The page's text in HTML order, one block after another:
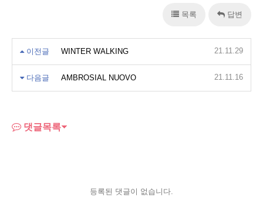
목록 답변
이전글 WINTER WALKING 21.11.29
다음글 AMBROSIAL NUOVO 21.11.16
댓글목록
등록된 댓글이 없습니다.